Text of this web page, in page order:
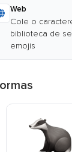
Web
Cole o
biblioteca de
emojis